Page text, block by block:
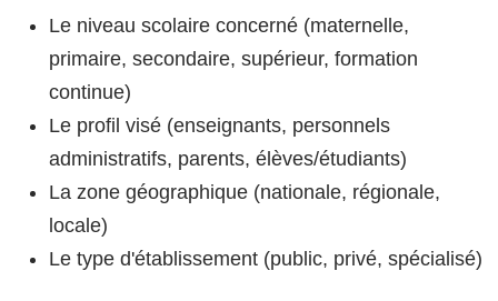
Le niveau scolaire concerné (maternelle,
primaire, secondaire, supérieur, formation
continue)
Le profil visé (enseignants, personnels
administratifs, parents, élèves/étudiants)
La zone géographique (nationale, régionale,
locale)
Le type d'établissement (public, privé, spécialisé)